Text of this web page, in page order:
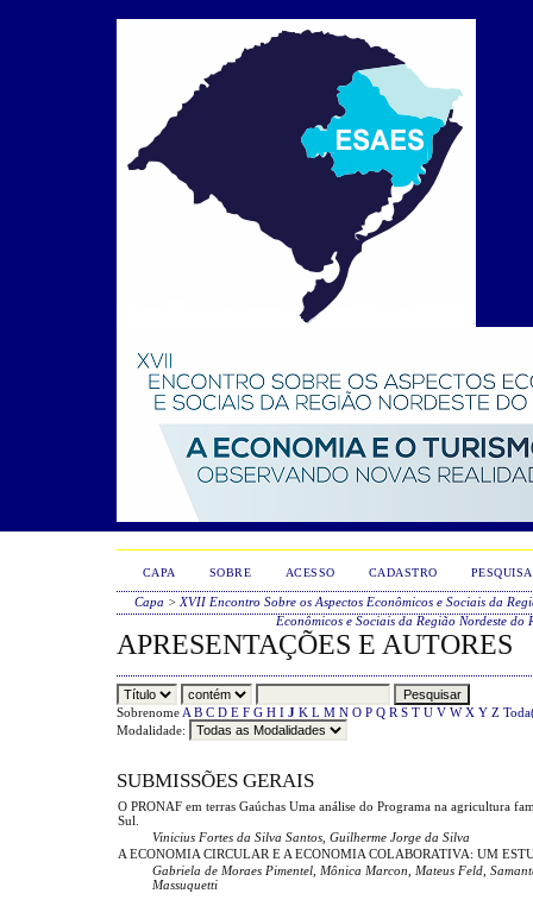
CAPA SOBRE ACESSO CADASTRO PESQUISA
Capa > XVII Encontro Sobre os Aspectos Econômicos e Sociais da
Econômicos e Sociais da Região Nordeste do
APRESENTAÇÕES E AUTORES
Sobrenome A B C D E F G H I J K L M N O P Q R S T U V W X Y Z
Modalidade:
SUBMISSÕES GERAIS
O PRONAF em terras Gaúchas Uma análise do Programa na agricultura
Sul.
Vinicius Fortes da Silva Santos, Guilherme Jorge da Silva
A ECONOMIA CIRCULAR E A ECONOMIA COLABORATIVA: UM
Gabriela de Moraes Pimentel, Mônica Marcon, Mateus Feld,
Massuquetti